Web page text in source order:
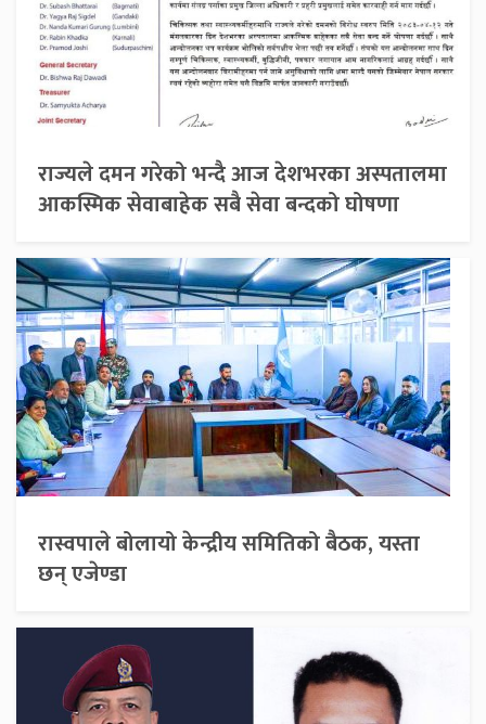
राज्यले दमन गरेको भन्दै आज देशभरका अस्पतालमा
आकस्मिक सेवाबाहेक सबै सेवा बन्दको घोषणा
रास्वपाले बोलायो केन्द्रीय समितिको बैठक, यस्ता
छन् एजेण्डा